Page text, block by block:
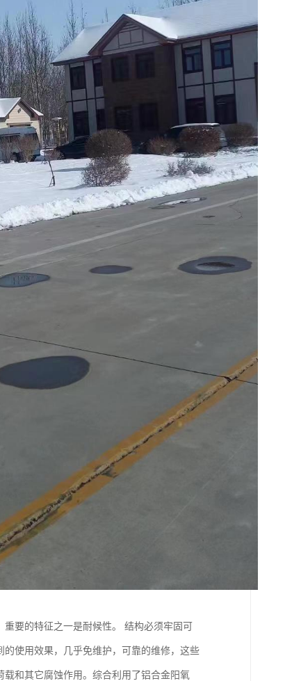
要的特征之一是耐候性。 结构必须牢固可
使用效果，几乎免维护，可靠的维修，这些
和其它腐蚀作用。综合利用了铝合金阳氧